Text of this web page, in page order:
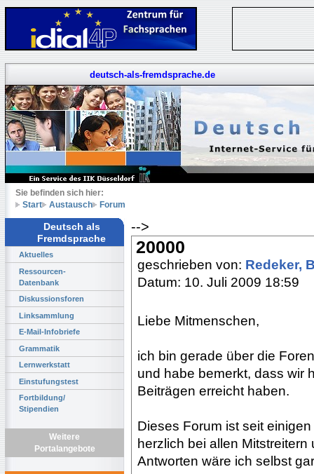
deutsch-als-fremdsprache.de
Sie befinden sich hier:
Start
Austausch Forum
Deutsch als
Fremdsprache
Aktuelles
Ressourcen-
Datenbank
Diskussionsforen
Linksammlung
E-Mail-Infobriefe
Grammatik
Lernwerkstatt
Einstufungstest
Fortbildung/
Stipendien
Weitere
Portalangebote
-->
20000
geschrieben von: Redeker,
Datum: 10. Juli 2009 18:59
Liebe Mitmenschen,
ich bin gerade über die
und habe bemerkt, dass wir
Beiträgen erreicht haben.
Dieses Forum ist seit
herzlich bei allen
Antworten wäre ich selbst